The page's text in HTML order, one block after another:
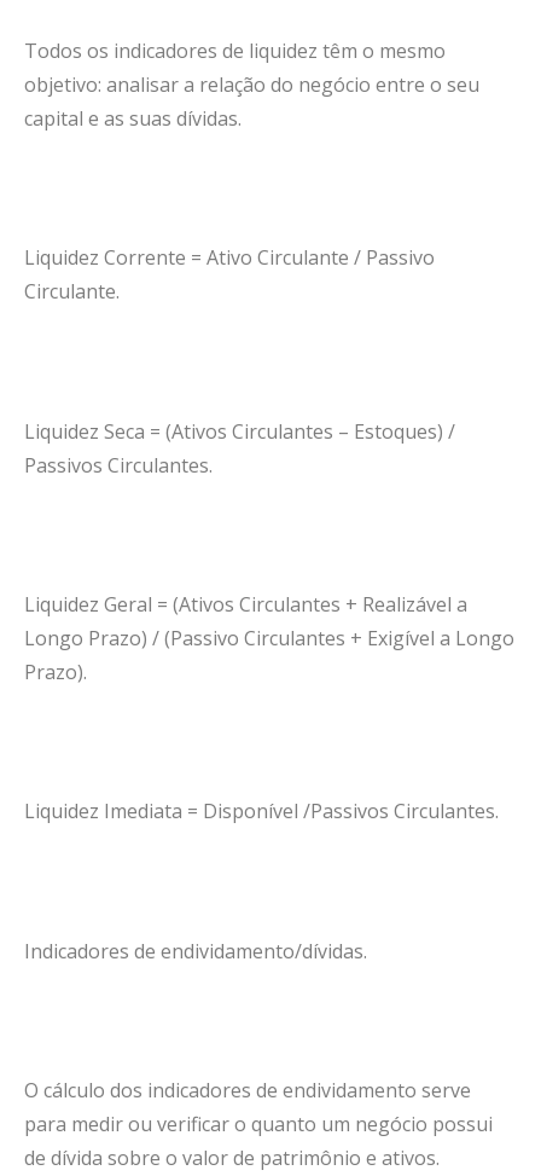
Todos os indicadores de liquidez têm o mesmo
objetivo: analisar a relação do negócio entre o seu
capital e as suas dívidas.
Liquidez Corrente = Ativo Circulante / Passivo
Circulante.
Liquidez Seca = (Ativos Circulantes – Estoques) /
Passivos Circulantes.
Liquidez Geral = (Ativos Circulantes + Realizável a
Longo Prazo) / (Passivo Circulantes + Exigível a Longo
Prazo).
Liquidez Imediata = Disponível /Passivos Circulantes.
Indicadores de endividamento/dívidas.
O cálculo dos indicadores de endividamento serve
para medir ou verificar o quanto um negócio possui
de dívida sobre o valor de patrimônio e ativos.